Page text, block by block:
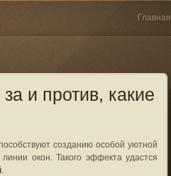
Главная
и против, какие
созданию особой уютной
окон. Такого эффекта удастся
.